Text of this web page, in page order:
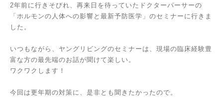
2年前に行きそびれ、再来日を待っていたドクターパーサーの
「ホルモンの人体への影響と最新予防医学」のセミナーに行きま
した。
いつもながら、ヤングリビングのセミナーは、現場の臨床経験豊
富な方の最先端のお話が聞けて楽しい。
ワクワクします！
今回は更年期の対策に、是非とも聞きたかったので。